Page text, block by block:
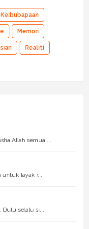
Keibubapaan
Memori
Realiti
Allah semua ...
untuk layak r...
Dulu selalu si...